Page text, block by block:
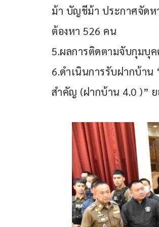
ม้า บัญชีม้า ประกาศจัดห
ต้องหา 526 คน
5.ผลการติดตามจับกุมบุ
6.ดำเนินการรับฝากบ้าน
สำคัญ (ฝากบ้าน 4.0 )”